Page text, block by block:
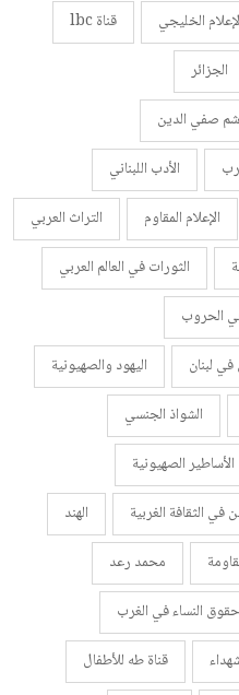
الخليجي
قناة lbc
الجزائر
صفي الدين
الأدب اللبناني
الإعلام المقاوم
التراث العربي
الثورات في العالم العربي
الحروب
في لبنان
اليهود والصهيونية
الشواذ الجنسي
الأساطير الصهيونية
الثقافة الغربية
الهند
محمد رعد
حقوق النساء في الغرب
قناة طه للأطفال